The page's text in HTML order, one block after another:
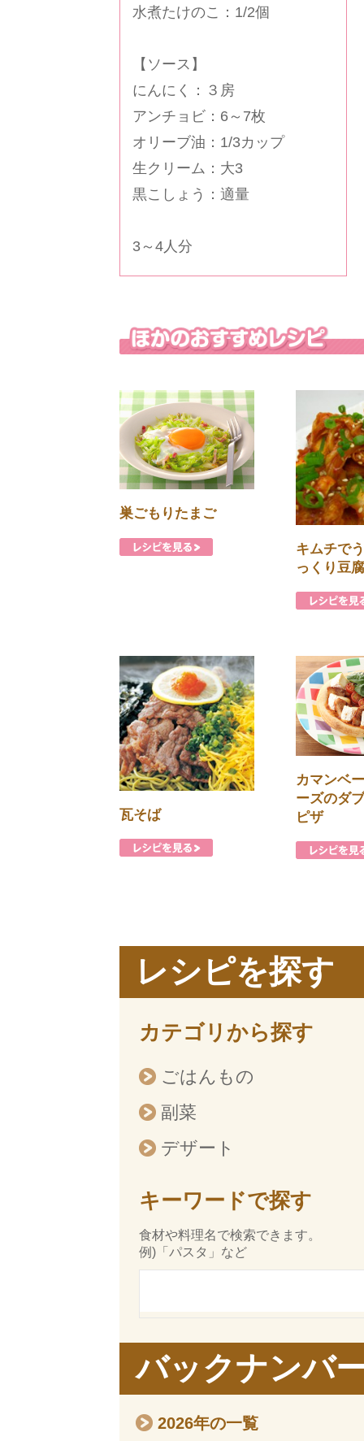
水煮たけのこ：1/2個
【ソース】
にんにく：３房
アンチョビ：6～7枚
オリーブ油：1/3カップ
生クリーム：大3
黒こしょう：適量
3～4人分
巣ごもりたまご
キムチで
っくり豆
瓦そば
カマンベ
ーズのダ
ピザ
レシピを探す
カテゴリから探す
ごはんもの
副菜
デザート
キーワードで探す
食材や料理名で検索できます。
例)「パスタ」など
バックナンバ
2026年の一覧